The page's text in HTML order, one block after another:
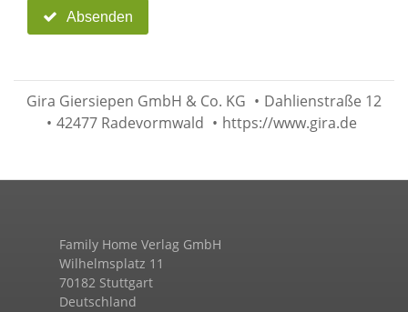
Absenden
Gira Giersiepen GmbH & Co. KG • Dahlienstraße 12
• 42477 Radevormwald • https://www.gira.de
Family Home Verlag GmbH
Wilhelmsplatz 11
70182 Stuttgart
Deutschland